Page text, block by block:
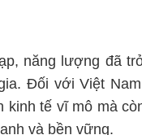
năng lượng đã
Đối với Việt
kinh tế vĩ mô mà
và bền vững.